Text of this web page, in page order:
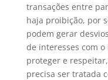
transações entre
haja proibição, por
podem gerar
de interesses com
proteger e
precisa ser tratada